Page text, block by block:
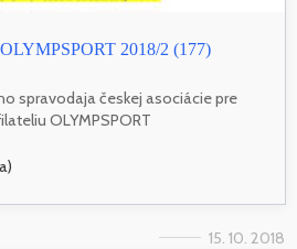
2018/2 (177)
spravodaja českej asociácie pre
OLYMPSPORT
15. 10. 2018